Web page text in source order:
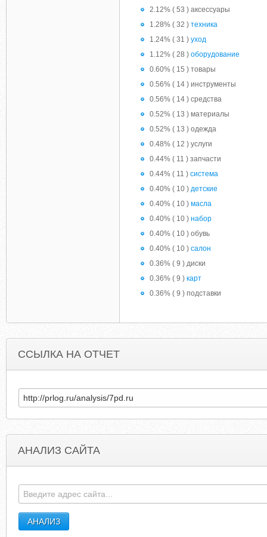
2.12% ( 53 ) аксессуары
1.28% ( 32 ) техника
1.24% ( 31 ) уход
1.12% ( 28 ) оборудование
0.60% ( 15 ) товары
0.56% ( 14 ) инструменты
0.56% ( 14 ) средства
0.52% ( 13 ) материалы
0.52% ( 13 ) одежда
0.48% ( 12 ) услуги
0.44% ( 11 ) запчасти
0.44% ( 11 ) система
0.40% ( 10 ) детские
0.40% ( 10 ) масла
0.40% ( 10 ) набор
0.40% ( 10 ) обувь
0.40% ( 10 ) салон
0.36% ( 9 ) диски
0.36% ( 9 ) карт
0.36% ( 9 ) подставки
ССЫЛКА НА ОТЧЕТ
АНАЛИЗ САЙТА